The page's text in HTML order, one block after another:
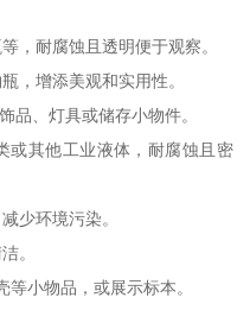
，耐腐蚀且透明便于观察。
，增添美观和实用性。
品、灯具或储存小物件。
或其他工业液体，耐腐蚀且密
少环境污染。
。
小物品，或展示标本。